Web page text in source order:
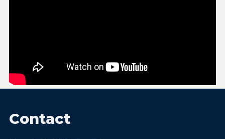
Contact